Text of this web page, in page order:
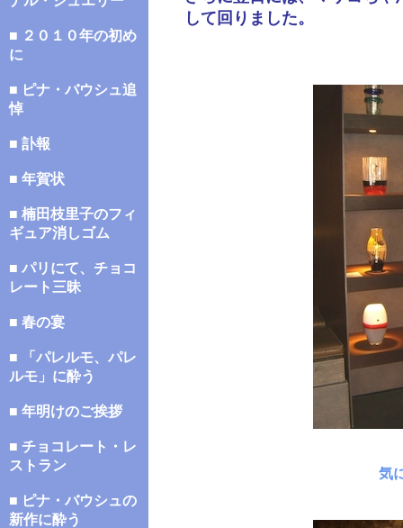
■ ２０１０年の初め
に
■ ピナ・バウシュ追
悼
■ 訃報
■ 年賀状
■ 楠田枝里子のフィ
ギュア消しゴム
■ パリにて、チョコ
レート三昧
■ 春の宴
■ 「パレルモ、パレ
ルモ」に酔う
■ 年明けのご挨拶
■ チョコレート・レ
ストラン
■ ピナ・バウシュの
新作に酔う
して回りました。
気